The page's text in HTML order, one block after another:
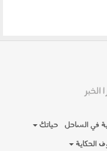
في الساحل
حياتك
الحكاية